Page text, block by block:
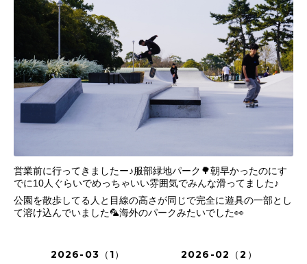
営業前に行ってきましたー♪服部緑地パーク🌳朝早かったのにす
でに10人ぐらいでめっちゃいい雰囲気でみんな滑ってました♪
公園を散歩してる人と目線の高さが同じで完全に遊具の一部とし
て溶け込んでいました🦜海外のパークみたいでした👀
2026-03（1）
2026-02（2）